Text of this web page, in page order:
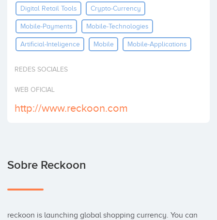
InvertirDigital Retail Tools Crypto-Currency
Mobile-Payments Mobile-Technologies
Artificial-Inteligence Mobile Mobile-Applications
REDES SOCIALES
WEB OFICIAL
http://www.reckoon.com
Sobre Reckoon
reckoon is launching global shopping currency. You can